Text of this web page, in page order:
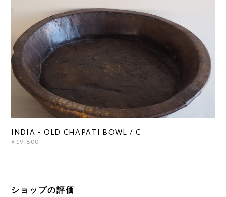
INDIA - OLD CHAPATI BOWL / C
¥19,800
ショップの評価